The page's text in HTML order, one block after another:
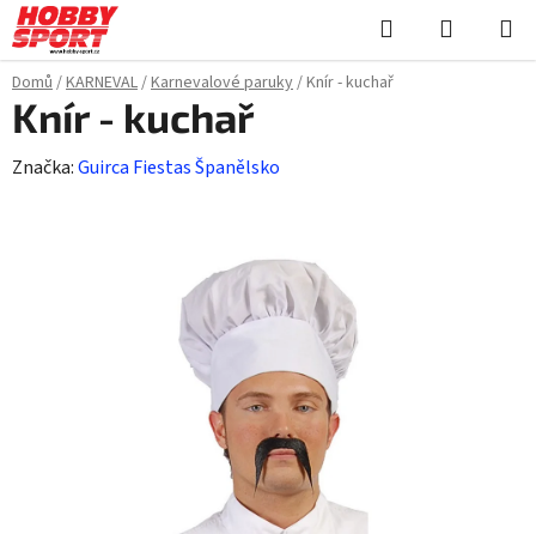
Přejít
na
obsah
Hledat
KOŠÍK
Domů/KARNEVAL/Karnevalové paruky/Knír - kuchař
Knír - kuchař
Značka:Guirca Fiestas Španělsko